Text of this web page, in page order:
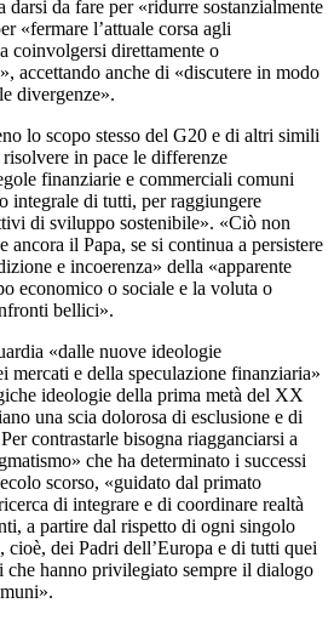
da fare per «ridurre sostanzialmente
«fermare l’attuale corsa agli
coinvolgersi direttamente o
accettando anche di «discutere in modo
divergenze».
lo scopo stesso del G20 e di altri simili
in pace le differenze
finanziarie e commerciali comuni
integrale di tutti, per raggiungere
di sviluppo sostenibile». «Ciò non
ancora il Papa, se si continua a persistere
e incoerenza» della «apparente
economico o sociale e la voluta o
bellici».
«dalle nuove ideologie
mercati e della speculazione finanziaria»
ideologie della prima metà del XX
una scia dolorosa di esclusione e di
contrastarle bisogna riagganciarsi a
che ha determinato i successi
scorso, «guidato dal primato
di integrare e di coordinare realtà
a partire dal rispetto di ogni singolo
dei Padri dell’Europa e di tutti quei
che hanno privilegiato sempre il dialogo